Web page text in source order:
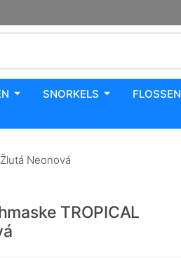
SNORKELS FLOSSEN
Neonová
TROPICAL